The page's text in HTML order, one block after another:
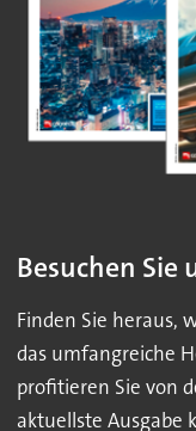
Besuchen Sie
Finden Sie heraus,
das umfangreiche
profitieren Sie von
aktuellste Ausgabe